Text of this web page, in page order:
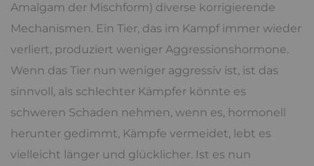
Amalgam der Mischform) diverse korrigierende
Mechanismen. Ein Tier, das im Kampf immer wieder
verliert, produziert weniger Aggressionshormone.
Wenn das Tier nun weniger aggressiv ist, ist das
sinnvoll, als schlechter Kämpfer könnte es
schweren Schaden nehmen, wenn es, hormonell
herunter gedimmt, Kämpfe vermeidet, lebt es
vielleicht länger und glücklicher. Ist es nun